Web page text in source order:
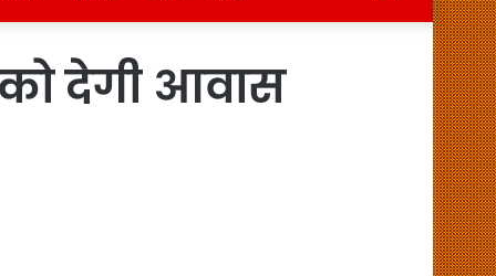
देगी आवास